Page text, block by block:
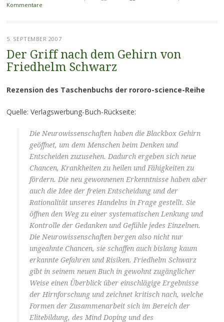
Kommentare
5. SEPTEMBER 2007
Der Griff nach dem Gehirn von
Friedhelm Schwarz
Rezension des Taschenbuchs der rororo-science-Reihe
Quelle: Verlagswerbung-Buch-Rückseite:
Die Neurowissenschaften haben die Blackbox Gehirn
geöffnet, um dem Menschen beim Denken und
Entscheiden zuzusehen. Dadurch ergeben sich neue
Chancen, Krankheiten zu heilen und Fähigkeiten zu
fördern. Die neu gewonnenen Erkenntnisse haben aber
auch die Idee der freien Entscheidung und der
Rationalität unseres Handelns in Frage gestellt. Sie
öffnen den Weg zu einer systematischen Lenkung und
Kontrolle der Gedanken und Gefühle jedes Einzelnen.
Die Neurowissenschaften bergen also nicht nur
ungeahnte Chancen, sie schaffen auch bislang kaum
erkannte Gefahren und Risiken. Friedhelm Schwarz
gibt in seinem neuen Buch in gewohnt zugänglicher
Weise einen Überblick über einschlägige Ergebnisse
der Hirnforschung und zeichnet kritisch nach, welche
Formen der Zusammenarbeit sich im Bereich der
Elitebildung, des Mind Doping und des